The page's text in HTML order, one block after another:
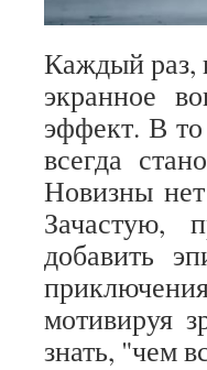
Каждый раз,
экранное
эффект. В
всегда
Новизны
Зачастую,
добавить
мотивируя
знать, "чем